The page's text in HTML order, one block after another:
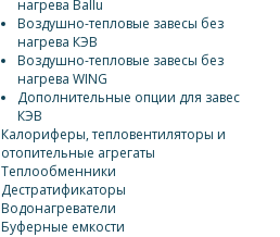
нагрева Ballu
Воздушно-тепловые завесы без
нагрева КЭВ
Воздушно-тепловые завесы без
нагрева WING
Дополнительные опции для завес
КЭВ
Калориферы, тепловентиляторы и
отопительные агрегаты
Теплообменники
Дестратификаторы
Водонагреватели
Буферные емкости